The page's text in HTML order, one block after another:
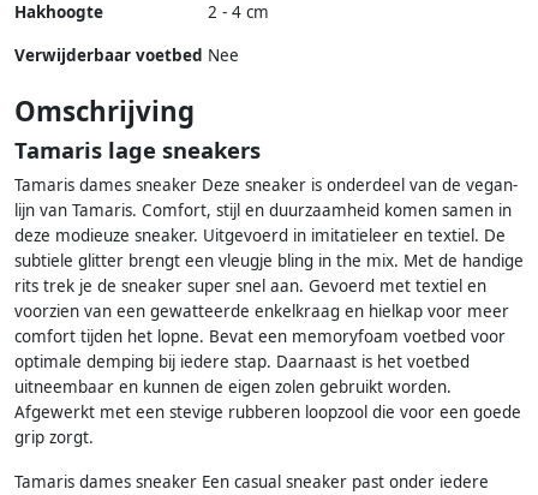
Hakhoogte
2 - 4 cm
Verwijderbaar voetbed Nee
Omschrijving
Tamaris lage sneakers
Tamaris dames sneaker Deze sneaker is onderdeel van de vegan-
lijn van Tamaris. Comfort, stijl en duurzaamheid komen samen in
deze modieuze sneaker. Uitgevoerd in imitatieleer en textiel. De
subtiele glitter brengt een vleugje bling in the mix. Met de handige
rits trek je de sneaker super snel aan. Gevoerd met textiel en
voorzien van een gewatteerde enkelkraag en hielkap voor meer
comfort tijden het lopne. Bevat een memoryfoam voetbed voor
optimale demping bij iedere stap. Daarnaast is het voetbed
uitneembaar en kunnen de eigen zolen gebruikt worden.
Afgewerkt met een stevige rubberen loopzool die voor een goede
grip zorgt.
Tamaris dames sneaker Een casual sneaker past onder iedere